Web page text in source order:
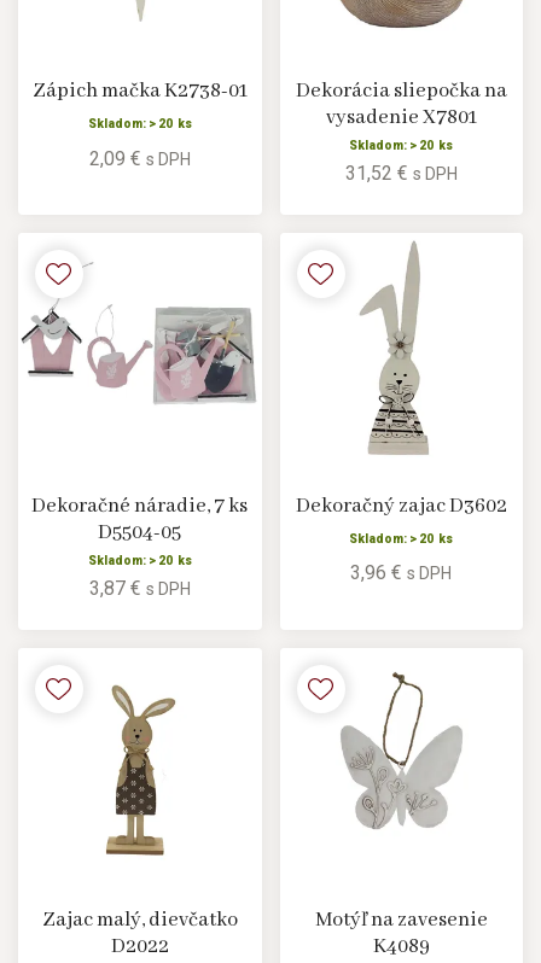
Zápich mačka K2738-01
Skladom: > 20 ks
2,09 € s DPH
Dekorácia sliepočka na
vysadenie X7801
Skladom: > 20 ks
31,52 € s DPH
Dekoračné náradie, 7 ks
D5504-05
Skladom: > 20 ks
3,87 € s DPH
Dekoračný zajac D3602
Skladom: > 20 ks
3,96 €s DPH
Zajac malý, dievčatko
D2022
Motýľ na zavesenie
K4089